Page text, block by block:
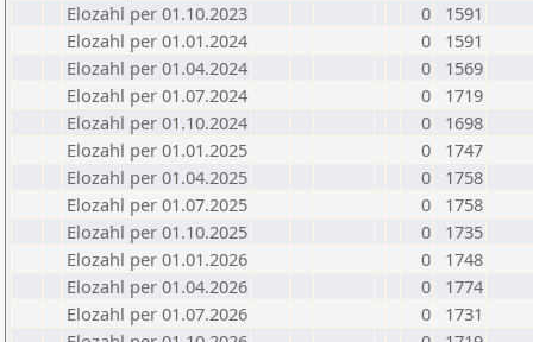
Elozahl per 01.10.2023
0
1591
Elozahl per 01.01.2024
0
1591
Elozahl per 01.04.2024
0
1569
Elozahl per 01.07.2024
0
1719
Elozahl per 01.10.2024
0
1698
Elozahl per 01.01.2025
0
1747
Elozahl per 01.04.2025
0
1758
Elozahl per 01.07.2025
0
1758
Elozahl per 01.10.2025
0
1735
Elozahl per 01.01.2026
0
1748
Elozahl per 01.04.2026
0
1774
Elozahl per 01.07.2026
0
1731